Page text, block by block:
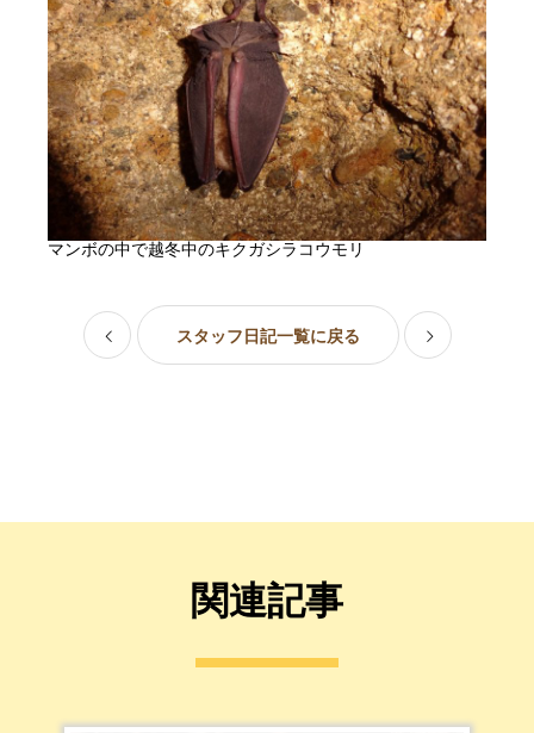
マンボの中で越冬中のキクガシラコウモリ
スタッフ日記一覧に戻る
関連記事